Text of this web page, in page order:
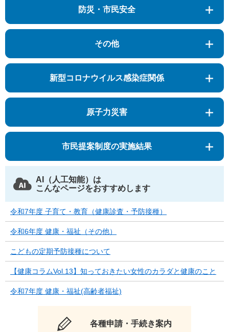
防災・市民安全
その他
新型コロナウイルス感染症関係
原子力災害
市民提案制度の実施結果
AI（人工知能）は
こんなページをおすすめします
令和7年度 子育て・教育（健康診査・予防接種）
令和6年度 健康・福祉（その他）
こどもの定期予防接種について
【健康コラムVol.13】知っておきたい女性のカラダと健康のこと
令和7年度 健康・福祉(高齢者福祉)
各種申請・手続き案内